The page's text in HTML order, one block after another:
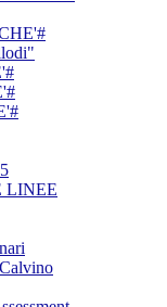
LINEE